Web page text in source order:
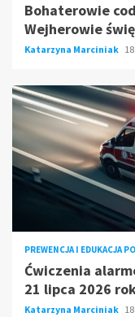
Bohaterowie
Wejherowie
Katarzyna Marciniak
PREWENCJA I EDUKACJA
Ćwiczenia
21 lipca 2026
Katarzyna Marciniak